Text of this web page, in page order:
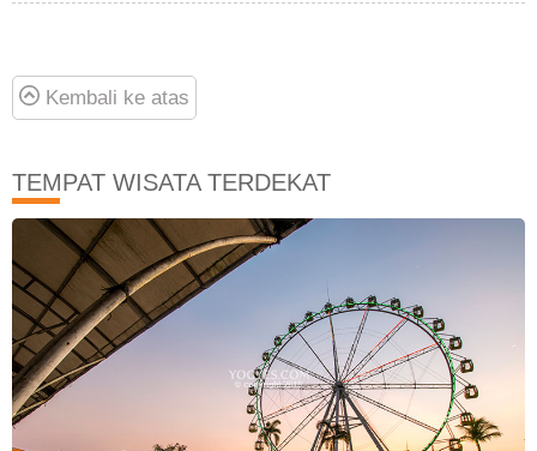
Kembali ke atas
TEMPAT WISATA TERDEKAT